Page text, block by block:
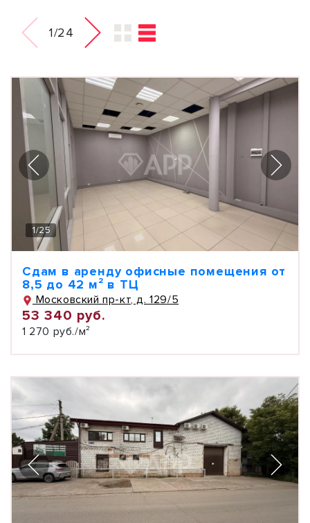
1/24
1/25
Сдам в аренду офисные помещения от
8,5 до 42 м² в ТЦ
Московский пр-кт, д. 129/5
53 340 руб.
1 270 руб./м²